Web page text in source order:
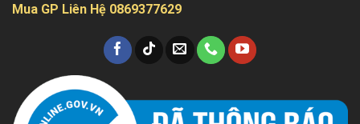
Mua GP Liên Hệ 0869377629